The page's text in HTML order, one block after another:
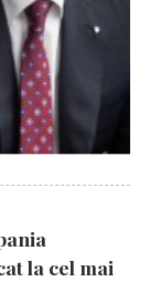
la cel mai